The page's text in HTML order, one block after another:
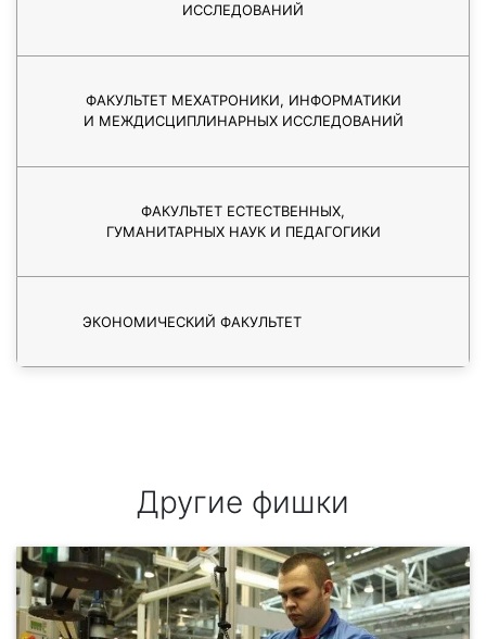
ИССЛЕДОВАНИЙ
ФАКУЛЬТЕТ МЕХАТРОНИКИ, ИНФОРМАТИКИ
И МЕЖДИСЦИПЛИНАРНЫХ ИССЛЕДОВАНИЙ
ФАКУЛЬТЕТ ЕСТЕСТВЕННЫХ,
ГУМАНИТАРНЫХ НАУК И ПЕДАГОГИКИ
ЭКОНОМИЧЕСКИЙ ФАКУЛЬТЕТ
Другие фишки